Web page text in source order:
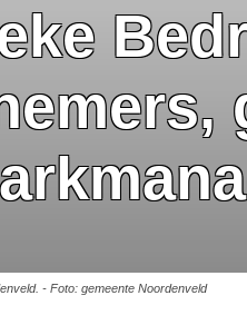
- Foto: gemeente Noordenveld